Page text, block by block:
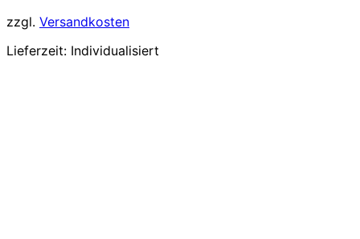
zzgl. Versandkosten
Lieferzeit: Individualisiert